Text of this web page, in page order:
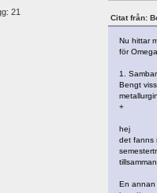
21
Citat från:
Nu hittar
för
1.
Bengt
+
hej
det fanns
En annan